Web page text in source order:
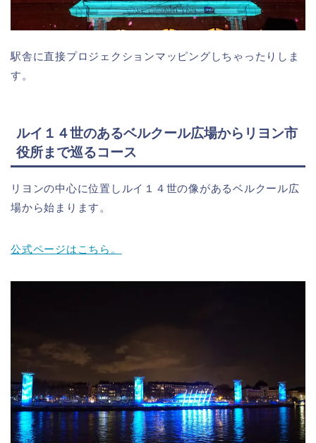
駅舎に直接プロジェクションマッピングしちゃったりしま
す。
ルイ１４世のあるベルクール広場からリヨン市
役所まで巡るコース
リヨンの中心に位置しルイ１４世の像があるベルクール広
場から始まります。
公式ページはこちら。